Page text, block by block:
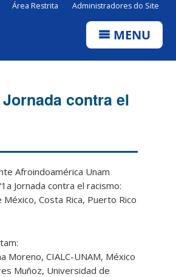
Área Restrita Administradores do Site
MENU
contra el
Afroindoamérica Unam
Jornada contra el racismo:
Costa Rica, Puerto Rico
Moreno, CIALC-UNAM, México
Muñoz, Universidad de